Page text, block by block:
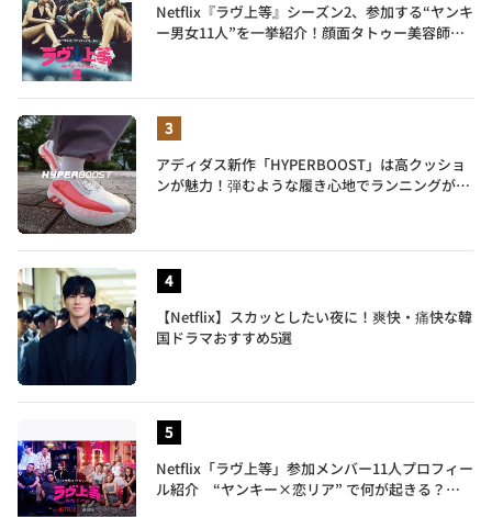
Netflix『ラヴ上等』シーズン2、参加する“ヤンキ
ー男女11人”を一挙紹介！顔面タトゥー美容師、
アディダス新作「HYPERBOOST」は高クッショ
ンが魅力！弾むような履き心地でランニングがも
【Netflix】スカッとしたい夜に！爽快・痛快な韓
国ドラマおすすめ5選
Netflix「ラヴ上等」参加メンバー11人プロフィー
ル紹介 “ヤンキー×恋リア” で何が起きる？地